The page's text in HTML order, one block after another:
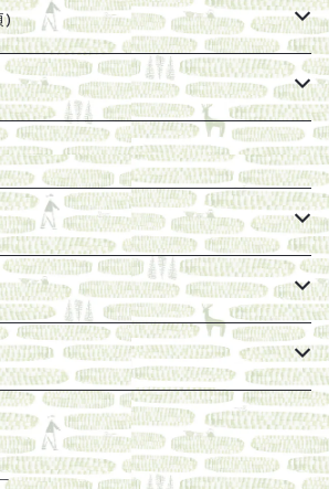
けれど、長く売り続けたい一冊
ェ関連本
本など
なった本を巡らせて
探す
)